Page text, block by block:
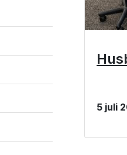
5 juli